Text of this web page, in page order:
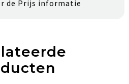
de Prijs informatie